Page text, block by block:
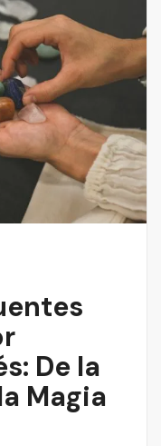
De la
Magia